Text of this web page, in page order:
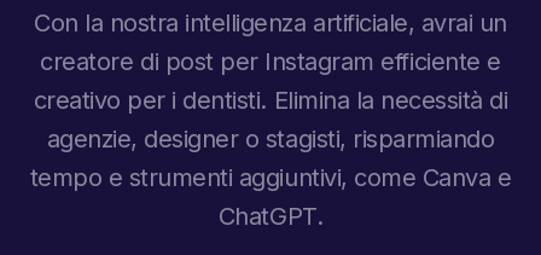
Con la nostra intelligenza artificiale, avrai un
creatore di post per Instagram efficiente e
creativo per i dentisti. Elimina la necessità di
agenzie, designer o stagisti, risparmiando
tempo e strumenti aggiuntivi, come Canva e
ChatGPT.